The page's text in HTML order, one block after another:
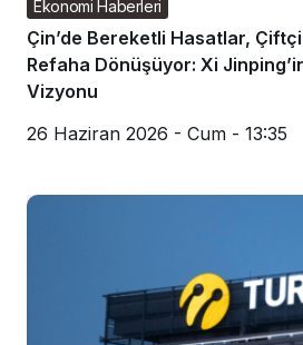
Ekonomi Haberleri
Çin’de Bereketli Hasatlar,
Refaha Dönüşüyor: Xi
Vizyonu
26 Haziran 2026 - Cum - 13:35